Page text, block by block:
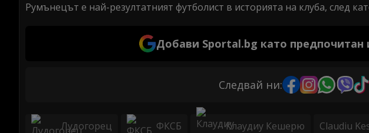
Румънецът е най-резултатният футболист в историята на клуба, след
Добави Sportal.bg като предпочитан
Следвай ни:
Лудогорец ФКСБ Клаудиу Кешерю Claudiu